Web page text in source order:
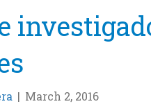
| March 2, 2016